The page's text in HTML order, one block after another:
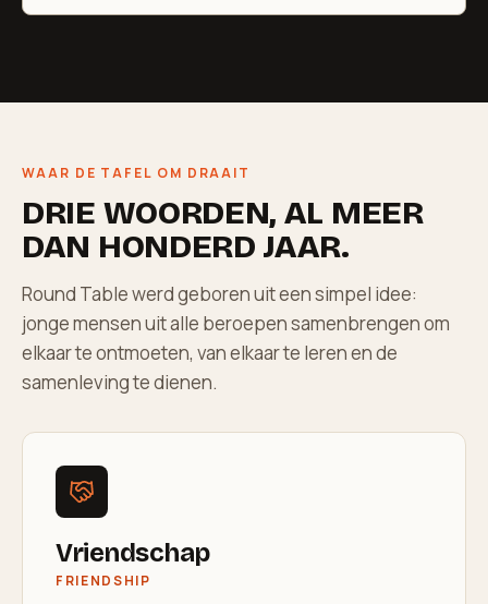
WAAR DE TAFEL OM DRAAIT
DRIE WOORDEN, AL MEER
DAN HONDERD JAAR.
Round Table werd geboren uit een simpel idee:
jonge mensen uit alle beroepen samenbrengen om
elkaar te ontmoeten, van elkaar te leren en de
samenleving te dienen.
Vriendschap
FRIENDSHIP